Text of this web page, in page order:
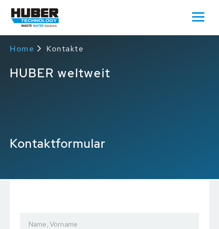
Home Kontakte
HUBER weltweit
Kontaktformular
Name, Vorname